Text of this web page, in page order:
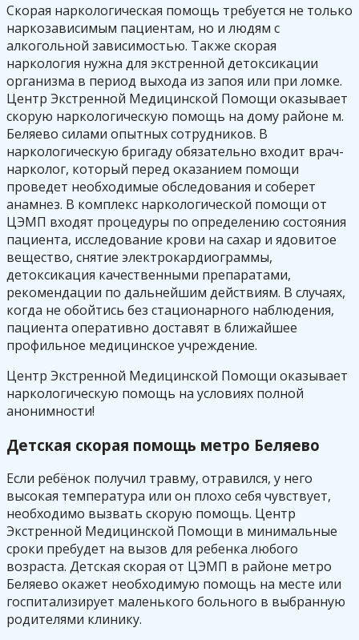
Скорая наркологическая помощь требуется не только
наркозависимым пациентам, но и людям с
алкогольной зависимостью. Также скорая
наркология нужна для экстренной детоксикации
организма в период выхода из запоя или при ломке.
Центр Экстренной Медицинской Помощи оказывает
скорую наркологическую помощь на дому районе м.
Беляево силами опытных сотрудников. В
наркологическую бригаду обязательно входит врач-
нарколог, который перед оказанием помощи
проведет необходимые обследования и соберет
анамнез. В комплекс наркологической помощи от
ЦЭМП входят процедуры по определению состояния
пациента, исследование крови на сахар и ядовитое
вещество, снятие электрокардиограммы,
детоксикация качественными препаратами,
рекомендации по дальнейшим действиям. В случаях,
когда не обойтись без стационарного наблюдения,
пациента оперативно доставят в ближайшее
профильное медицинское учреждение.
Центр Экстренной Медицинской Помощи оказывает
наркологическую помощь на условиях полной
анонимности!
Детская скорая помощь метро Беляево
Если ребёнок получил травму, отравился, у него
высокая температура или он плохо себя чувствует,
необходимо вызвать скорую помощь. Центр
Экстренной Медицинской Помощи в минимальные
сроки пребудет на вызов для ребенка любого
возраста. Детская скорая от ЦЭМП в районе метро
Беляево окажет необходимую помощь на месте или
госпитализирует маленького больного в выбранную
родителями клинику.